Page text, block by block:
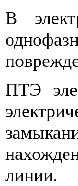
В
ПТЭ
линии.